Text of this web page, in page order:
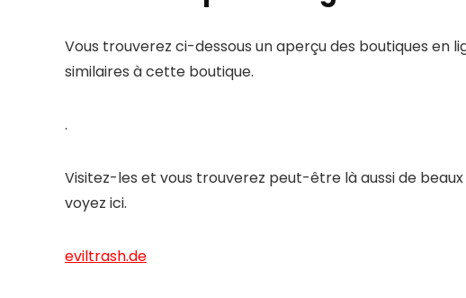
Vous trouverez ci-dessous un aperçu des boutiques en
similaires à cette boutique.
.
Visitez-les et vous trouverez peut-être là aussi de
voyez ici.
eviltrash.de